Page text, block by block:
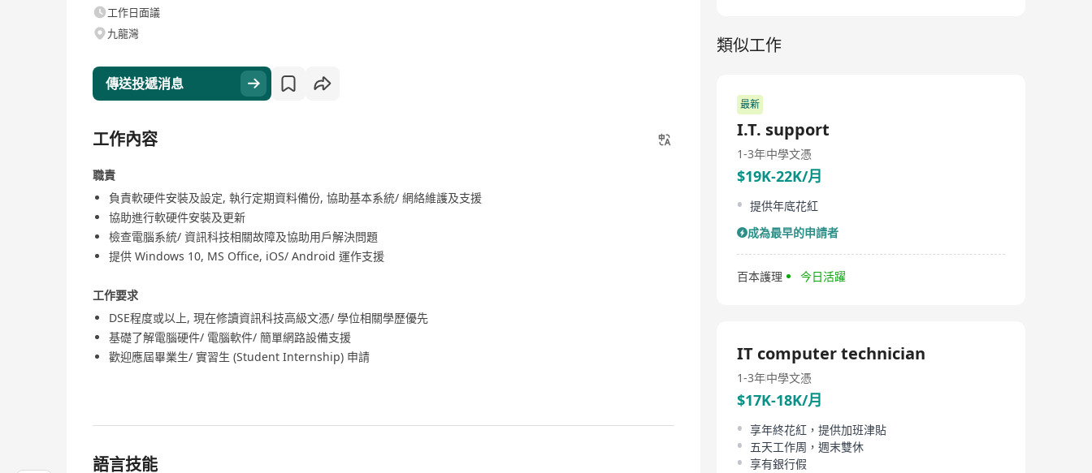
工作日面議
九龍灣
傳送投遞消息
工作內容
職責
負責軟硬件安裝及設定, 執行定期資料備份, 協助基本系統/ 網絡維護及支援
協助進行軟硬件安裝及更新
檢查電腦系統/ 資訊科技相關故障及協助用戶解決問題
提供 Windows 10, MS Office, iOS/ Android 運作支援
工作要求
DSE程度或以上, 現在修讀資訊科技高級文憑/ 學位相關學歷優先
基礎了解電腦硬件/ 電腦軟件/ 簡單網路設備支援
歡迎應屆畢業生/ 實習生 (Student Internship) 申請
語言技能
類似工作
最新
I.T. support
1-3年中學文憑
$19K-22K/月
提供年底花紅
成為最早的申請者
百本護理 今日活躍
IT computer technician
1-3年中學文憑
$17K-18K/月
享年終花紅，提供加班津貼
五天工作周，週末雙休
享有銀行假